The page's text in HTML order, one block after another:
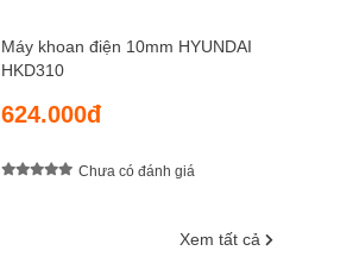
Máy khoan điện 10mm HYUNDAI
HKD310
624.000đ
Chưa có đánh giá
Xem tất cả